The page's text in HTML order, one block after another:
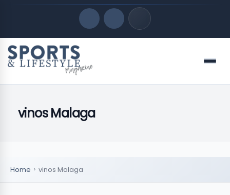
Quick Links
FOLLOW US
Menu
vinos Malaga
Home vinos Malaga